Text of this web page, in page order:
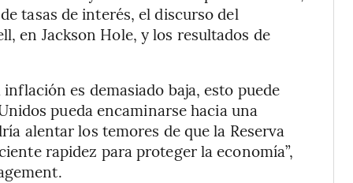
tasas de interés, el discurso del
en Jackson Hole, y los resultados de
es demasiado baja, esto puede
pueda encaminarse hacia una
alentar los temores de que la Reserva
rapidez para proteger la economía”,